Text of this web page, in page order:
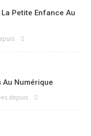
Petite Enfance Au
Au Numérique
depuis